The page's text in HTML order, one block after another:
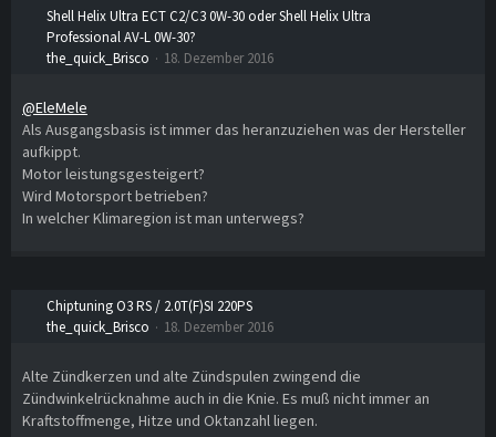
Shell Helix Ultra ECT C2/C3 0W-30 oder Shell Helix Ultra
Professional AV-L 0W-30?
the_quick_Brisco
18. Dezember 2016
@EleMele
Als Ausgangsbasis ist immer das heranzuziehen was der Hersteller
aufkippt.
Motor leistungsgesteigert?
Wird Motorsport betrieben?
In welcher Klimaregion ist man unterwegs?
Chiptuning O3 RS / 2.0T(F)SI 220PS
the_quick_Brisco
18. Dezember 2016
Alte Zündkerzen und alte Zündspulen zwingend die
Zündwinkelrücknahme auch in die Knie. Es muß nicht immer an
Kraftstoffmenge, Hitze und Oktanzahl liegen.